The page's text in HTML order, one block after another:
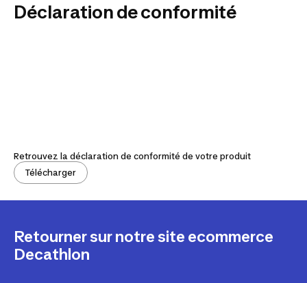
Déclaration de conformité
Retrouvez la déclaration de conformité de votre produit
Télécharger
Retourner sur notre site ecommerce
Decathlon